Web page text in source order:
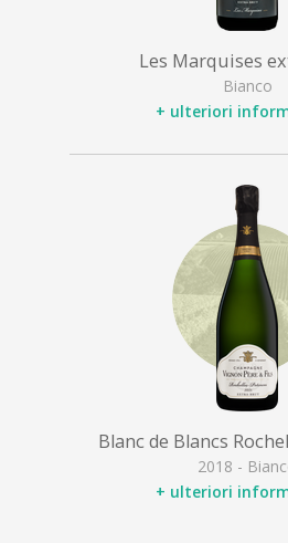
Les Marquises
Bianco
+ ulteriori
Blanc de Blancs
2018 -
+ ulteriori